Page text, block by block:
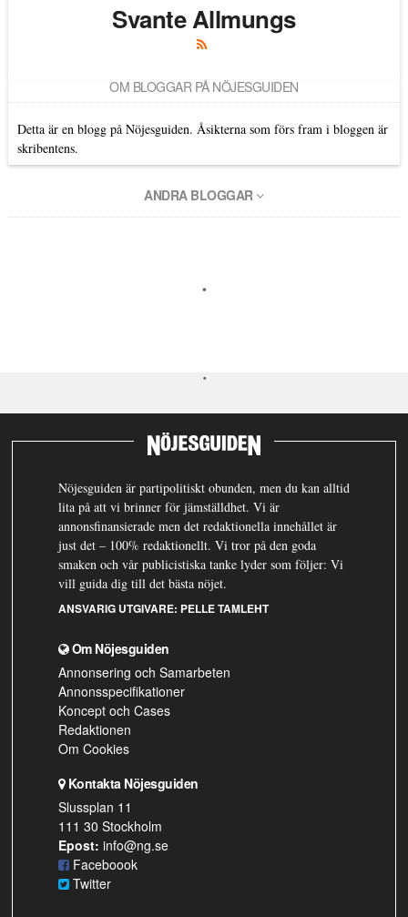
Svante Allmungs
OM BLOGGAR PÅ NÖJESGUIDEN
Detta är en blogg på Nöjesguiden. Åsikterna som förs fram i bloggen är
skribentens.
ANDRA BLOGGAR
Nöjesguiden är partipolitiskt obunden, men du kan alltid
lita på att vi brinner för jämställdhet. Vi är
annonsfinansierade men det redaktionella innehållet är
just det – 100% redaktionellt. Vi tror på den goda
smaken och vår publicistiska tanke lyder som följer: Vi
vill guida dig till det bästa nöjet.
ANSVARIG UTGIVARE: PELLE TAMLEHT
Om Nöjesguiden
Annonsering och Samarbeten
Annonsspecifikationer
Koncept och Cases
Redaktionen
Om Cookies
Kontakta Nöjesguiden
Slussplan 11
111 30 Stockholm
Epost: info@ng.se
Faceboook
Twitter